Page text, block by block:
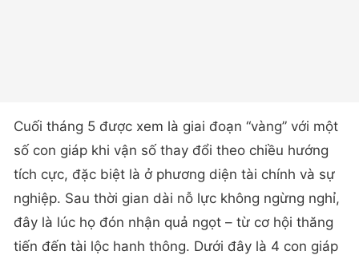
Cuối tháng 5 được xem là giai đoạn “vàng” với một
số con giáp khi vận số thay đổi theo chiều hướng
tích cực, đặc biệt là ở phương diện tài chính và sự
nghiệp. Sau thời gian dài nỗ lực không ngừng nghỉ,
đây là lúc họ đón nhận quả ngọt – từ cơ hội thăng
tiến đến tài lộc hanh thông. Dưới đây là 4 con giáp